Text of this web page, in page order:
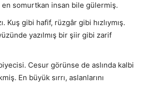
en somurtkan insan bile gülermiş.
Kuş gibi hafif, rüzgâr gibi hızlıymış.
yazılmış bir şiir gibi zarif
Cesur görünse de aslında kalbi
En büyük sırrı, aslanlarını